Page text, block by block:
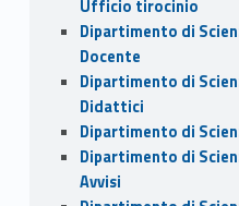
Ufficio tirocinio
Dipartimento di
Docente
Dipartimento di
Didattici
Dipartimento di
Dipartimento di
Avvisi